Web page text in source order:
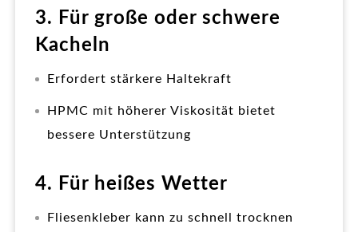
3. Für große oder schwere
Kacheln
Erfordert stärkere Haltekraft
HPMC mit höherer Viskosität bietet
bessere Unterstützung
4. Für heißes Wetter
Fliesenkleber kann zu schnell trocknen